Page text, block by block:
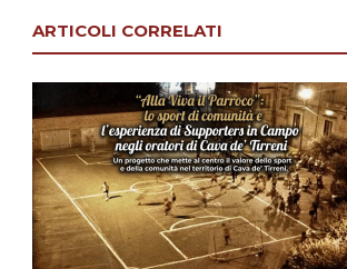
ARTICOLI CORRELATI